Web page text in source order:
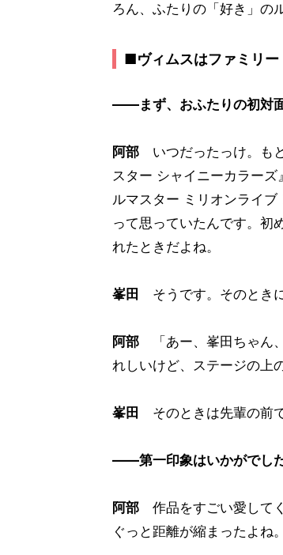
ろん、ふたりの「好き」の
■ヴィムスはファミリー
――まず、おふたりの初対
阿部 いつだったっけ。も
スター シャイニーカラー
ルマスター ミリオンライ
って思っていたんです。初
れたときだよね。
峯田 そうです。そのとき
阿部 「あー、峯田ちゃん
れしいけど、ステージの上
峯田 そのときは先輩の前
――第一印象はいかがでし
阿部 作品をすごい愛して
ぐっと距離が縮まったよね。